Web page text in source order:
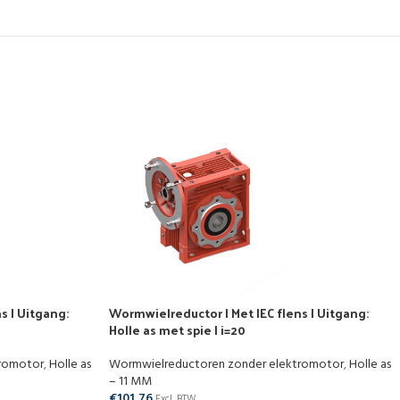
| Uitgang:
,Holle as
Wormwielreductor | Met IEC flens | Uitgang:
Holle as met spie | i=20
Wormwielreductoren zonder elektromotor,Holle as
– 11 MM